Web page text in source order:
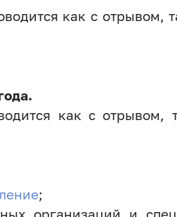
как с отрывом,
как с отрывом,
;
организаций и